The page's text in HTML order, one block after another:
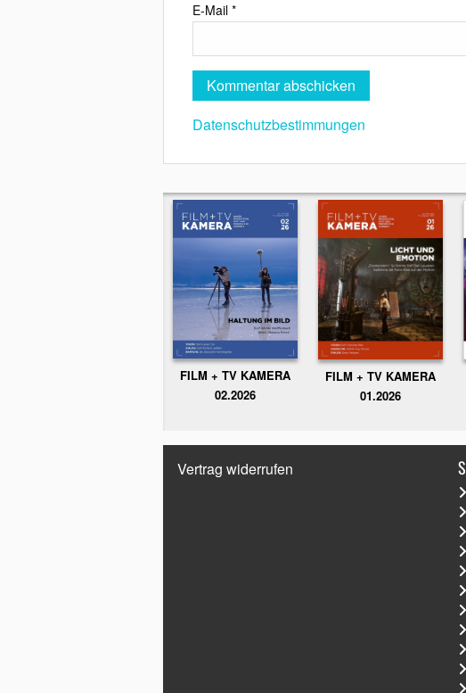
E-Mail *
Datenschutzbestimmungen
FILM + TV KAMERA
02.2026
FILM + TV KAMERA
01.2026
Vertrag widerrufen